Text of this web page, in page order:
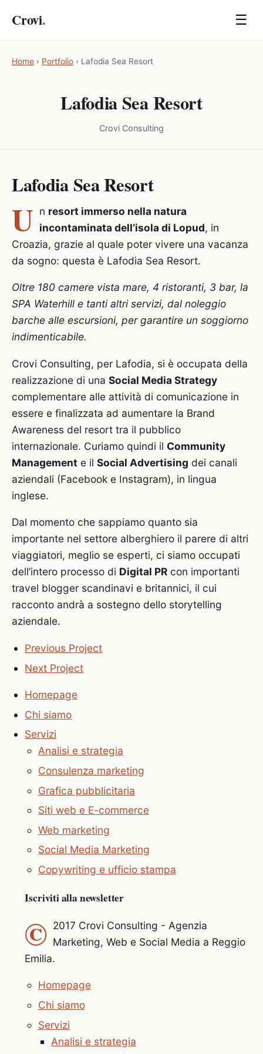
Crovi. ☰
Home › Portfolio › Lafodia Sea Resort
Lafodia Sea Resort
Crovi Consulting
Lafodia Sea Resort
U n resort immerso nella natura
incontaminata dell’isola di Lopud, in
Croazia, grazie al quale poter vivere una vacanza
da sogno: questa è Lafodia Sea Resort.
Oltre 180 camere vista mare, 4 ristoranti, 3 bar, la
SPA Waterhill e tanti altri servizi, dal noleggio
barche alle escursioni, per garantire un soggiorno
indimenticabile.
Crovi Consulting, per Lafodia, si è occupata della
realizzazione di una Social Media Strategy
complementare alle attività di comunicazione in
essere e finalizzata ad aumentare la Brand
Awareness del resort tra il pubblico
internazionale. Curiamo quindi il Community
Management e il Social Advertising dei canali
aziendali (Facebook e Instagram), in lingua
inglese.
Dal momento che sappiamo quanto sia
importante nel settore alberghiero il parere di altri
viaggiatori, meglio se esperti, ci siamo occupati
dell’intero processo di Digital PR con importanti
travel blogger scandinavi e britannici, il cui
racconto andrà a sostegno dello storytelling
aziendale.
Previous Project
Next Project
Homepage
Chi siamo
Servizi
Analisi e strategia
Consulenza marketing
Grafica pubblicitaria
Siti web e E-commerce
Web marketing
Social Media Marketing
Copywriting e ufficio stampa
Iscriviti alla newsletter
© 2017 Crovi Consulting - Agenzia
Marketing, Web e Social Media a Reggio
Emilia.
Homepage
Chi siamo
Servizi
Analisi e strategia